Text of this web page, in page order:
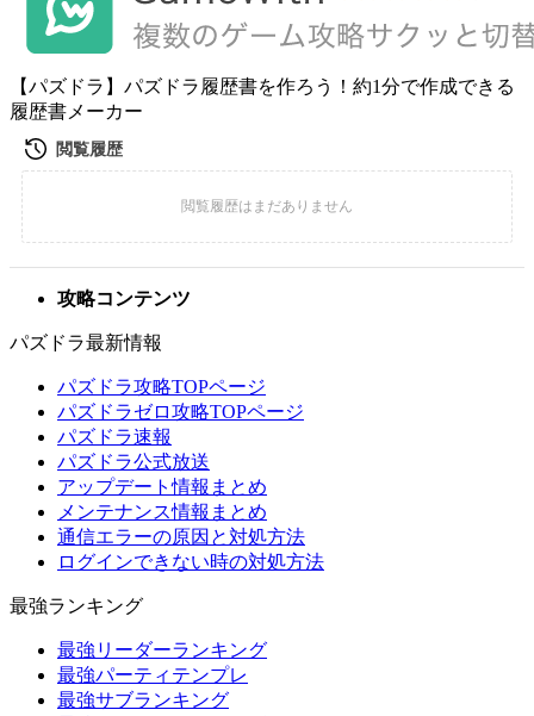
【パズドラ】パズドラ履歴書を作ろう！約1分で作成できる
履歴書メーカー
攻略コンテンツ
パズドラ最新情報
パズドラ攻略TOPページ
パズドラゼロ攻略TOPページ
パズドラ速報
パズドラ公式放送
アップデート情報まとめ
メンテナンス情報まとめ
通信エラーの原因と対処方法
ログインできない時の対処方法
最強ランキング
最強リーダーランキング
最強パーティテンプレ
最強サブランキング